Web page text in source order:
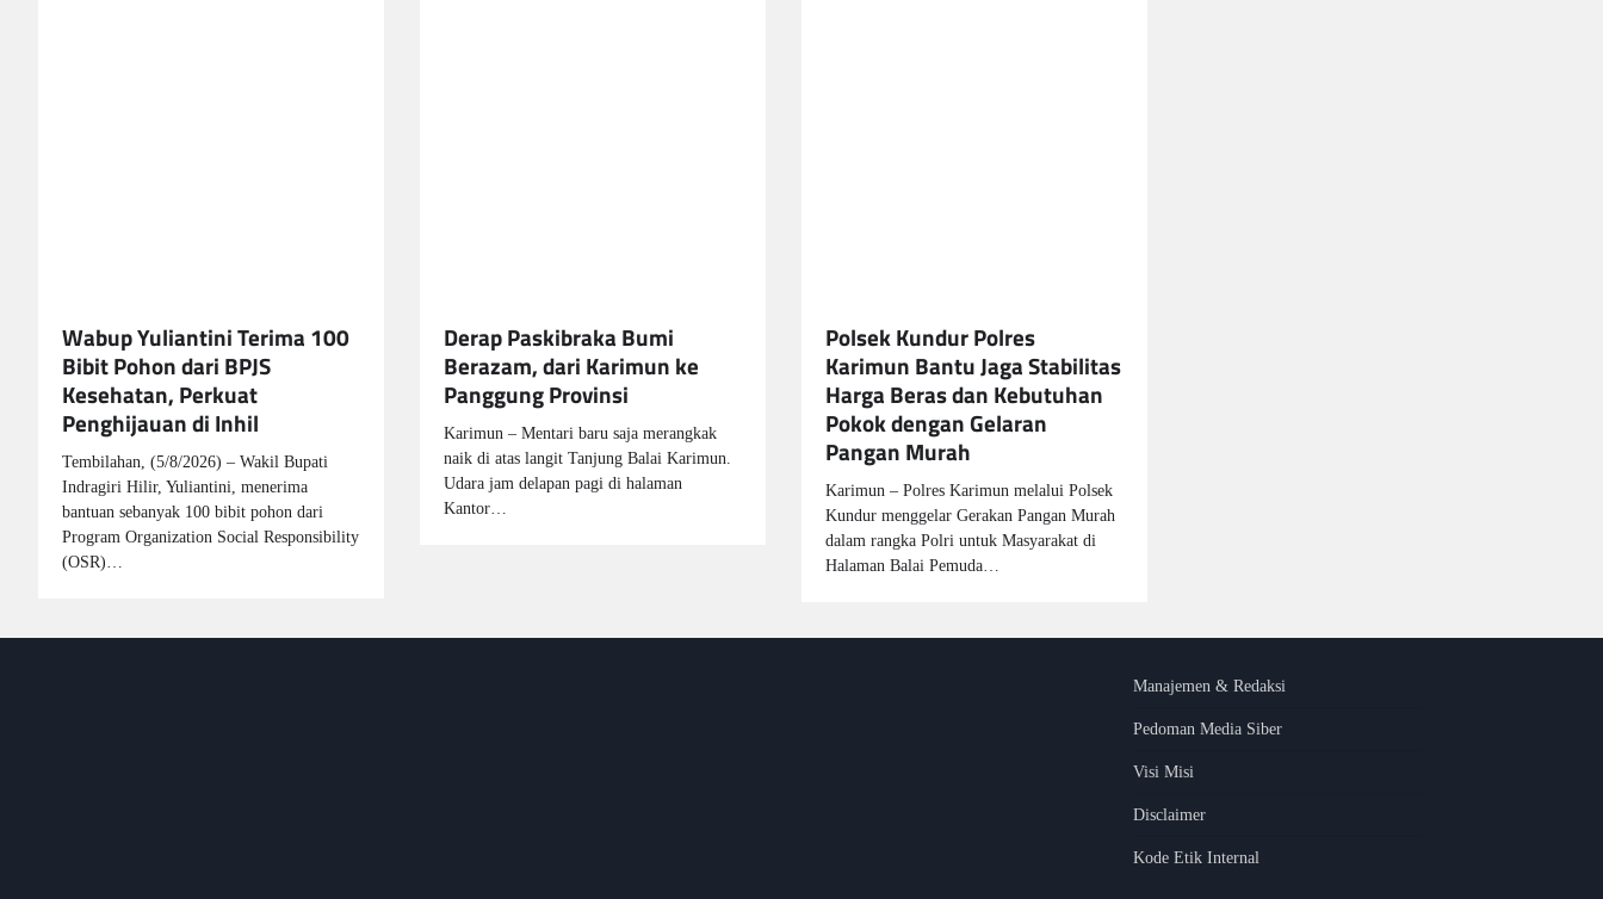
Wabup Yuliantini Terima 100
Bibit Pohon dari BPJS
Kesehatan, Perkuat
Penghijauan di Inhil
Tembilahan, (5/8/2026) – Wakil Bupati
Indragiri Hilir, Yuliantini, menerima
bantuan sebanyak 100 bibit pohon dari
Program Organization Social Responsibility
(OSR)…
Derap Paskibraka Bumi
Berazam, dari Karimun ke
Panggung Provinsi
Karimun – Mentari baru saja merangkak
naik di atas langit Tanjung Balai Karimun.
Udara jam delapan pagi di halaman
Kantor…
Polsek Kundur Polres
Karimun Bantu Jaga Stabilitas
Harga Beras dan Kebutuhan
Pokok dengan Gelaran
Pangan Murah
Karimun – Polres Karimun melalui Polsek
Kundur menggelar Gerakan Pangan Murah
dalam rangka Polri untuk Masyarakat di
Halaman Balai Pemuda…
Manajemen & Redaksi
Pedoman Media Siber
Visi Misi
Disclaimer
Kode Etik Internal